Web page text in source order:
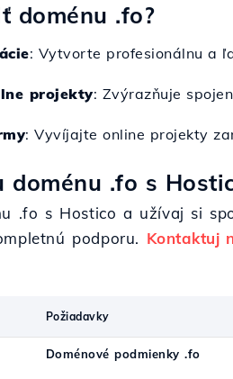
doménu .fo?
: Vytvorte profesionálnu a
projekty: Zvýrazňuje
: Vyvíjajte online projekty
doménu .fo s
.fo s Hostico a užívaj si
podporu. Kontaktuj
Požiadavky
Doménové podmienky .fo